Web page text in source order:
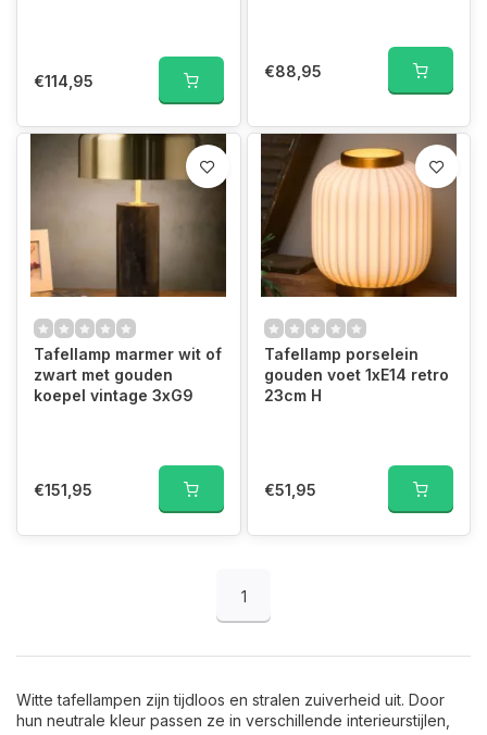
€114,95
€88,95
Tafellamp marmer wit of
zwart met gouden
koepel vintage 3xG9
€151,95
Tafellamp porselein
gouden voet 1xE14 retro
23cm H
€51,95
1
Witte tafellampen zijn tijdloos en stralen zuiverheid uit. Door
hun neutrale kleur passen ze in verschillende interieurstijlen,